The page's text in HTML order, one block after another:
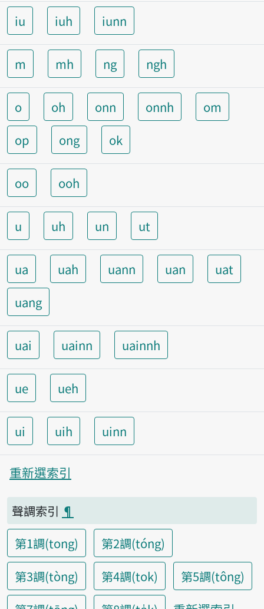
iu iuh iunn
m mh ng ngh
o oh onn onnh
om
op
ong ok
oo ooh
u uh un ut
ua uah uann uan
uat
uang
uai uainn uainnh
ue ueh
ui uih uinn
重新選索引
聲調索引 ¶
第1調(tong)
第2調(tóng)
第3調(tòng)
第4調(tok)
第5調(tông)